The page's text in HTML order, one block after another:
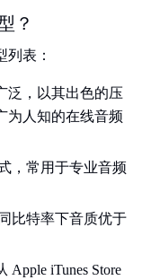
？
表：
泛，以其出色的压
为人知的在线音频
，常用于专业音频
比特率下音质优于
Apple iTunes Store